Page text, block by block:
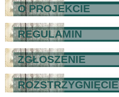
O PROJEKCIE
REGULAMIN
ZGŁOSZENIE
ROZSTRZYGNIĘCIE